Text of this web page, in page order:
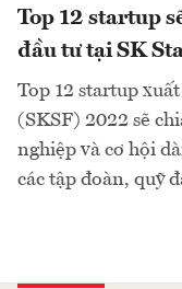
Top 12 startup
đầu tư tại SK
Top 12 startup
(SKSF) 2022 sẽ
nghiệp và cơ hội
các tập đoàn, quỹ